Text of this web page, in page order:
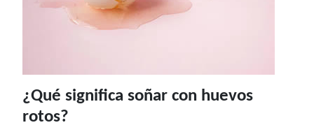
¿Qué significa soñar con huevos
rotos?